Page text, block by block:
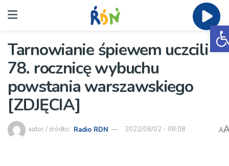
Tarnowianie śpiewem uczcili
78. rocznicę wybuchu
powstania warszawskiego
[ZDJĘCIA]
autor / źródło: Radio RDN 2022/08/02 - 08:08 A